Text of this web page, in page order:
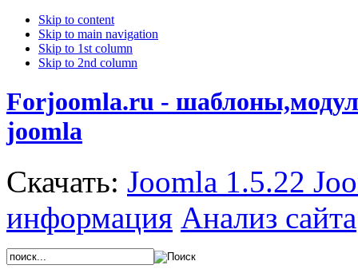
Skip to content
Skip to main navigation
Skip to 1st column
Skip to 2nd column
Forjoomla.ru -
joomla
Скачать: Joomla 1.5.22
информация Анализ сайта